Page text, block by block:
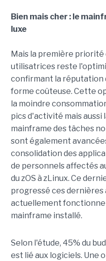
Bien mais cher : le
luxe
Mais la première
utilisatrices reste
confirmant la réputation
forme coûteuse. Cette
la moindre
pics d'activité mais aussi
mainframe des tâches
sont également
consolidation des
de personnels affectés
du zOS à zLinux. Ce
progressé ces dernières
actuellement
mainframe installé.
Selon l'étude, 45% du
est lié aux logiciels. Une